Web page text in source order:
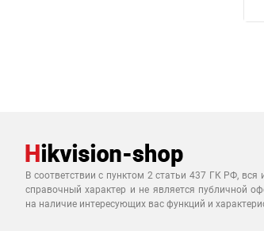
В соответствии с пунктом 2 статьи 437 ГК РФ,
справочный характер и не является публичной
на наличие интересующих вас функций и